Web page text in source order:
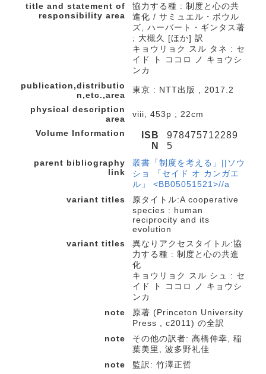
title and statement of
responsibility area
協力する種 : 制度と心の共
進化 / サミュエル・ボウル
ズ, ハーバート・ギンタス著
; 大槻久 [ほか] 訳
キョウリョク スル タネ : セ
イド ト ココロ ノ キョウシ
ンカ
publication,distributio
n,etc.,area
東京 : NTT出版 , 2017.2
physical description
area
viii, 453p ; 22cm
Volume Information
ISB
N
978475712289
5
parent bibliography
link
叢書「制度を考える」||ソウ
ショ 「セイド オ カンガエ
ル」 <BB05051521>//a
variant titles
原タイトル:A cooperative
species : human
reciprocity and its
evolution
variant titles
異なりアクセスタイトル:協
力する種 : 制度と心の共進
化
キョウリョク スル シュ : セ
イド ト ココロ ノ キョウシ
ンカ
note
原著 (Princeton University
Press , c2011) の全訳
note
その他の訳者: 高橋伸幸, 稲
葉美里, 波多野礼佳
note
監訳: 竹澤正哲